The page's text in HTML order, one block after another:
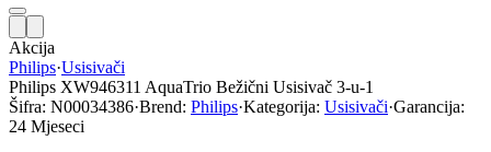
Akcija
Philips·Usisivači
Philips XW946311 AquaTrio Bežični Usisivač 3-u-1
Šifra: N00034386·Brend: Philips·Kategorija: Usisivači·Garancija:
24 Mjeseci